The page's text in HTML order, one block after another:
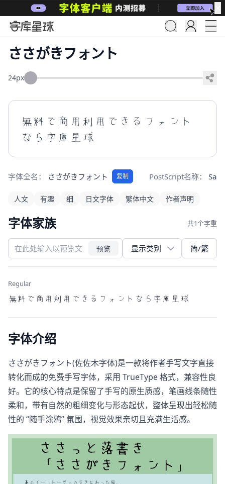
ささがきフォント
24px
無料で商用利用できるフォント
なら字庫星球
字体全名： ささがきフォント 复制 PostScript名称：
人文 有趣 细 日文字体 繁体中文 作者声明
字体家族 共1个字重
预览 简/繁
Regular
無料で商用利用できるフォントなら字庫星球
字体介绍
ささがきフォント(佐佐木字体)是一款将作者手写文字直接
转化而成的免费手写字体，采用 TrueType 格式，兼容性良
好。它的核心特点是保留了手写的原生质感，笔画线条随性
柔和，带有自然的粗细变化与形态起伏，整体呈现出轻松随
性的 “随手涂鸦” 氛围，视觉效果亲切且充满生活感。